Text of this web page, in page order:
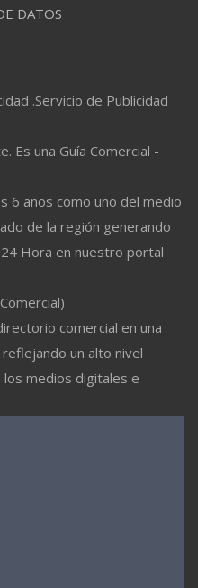
DATOS
.Servicio de Publicidad
Es una Guía Comercial -
6 años como uno del medio
de la región generando
Hora en nuestro portal
comercial en una
un alto nivel
medios digitales e